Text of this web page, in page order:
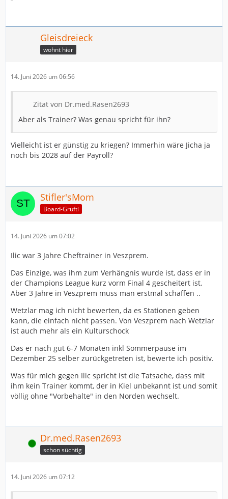
Gleisdreieck
wohnt hier
14. Juni 2026 um 06:56
Zitat von Dr.med.Rasen2693
Aber als Trainer? Was genau spricht für ihn?
Vielleicht ist er günstig zu kriegen? Immerhin wäre Jicha ja
noch bis 2028 auf der Payroll?
Stifler'sMom
Board-Grufti
14. Juni 2026 um 07:02
Ilic war 3 Jahre Cheftrainer in Veszprem.
Das Einzige, was ihm zum Verhängnis wurde ist, dass er in
der Champions League kurz vorm Final 4 gescheitert ist.
Aber 3 Jahre in Veszprem muss man erstmal schaffen ..
Wetzlar mag ich nicht bewerten, da es Stationen geben
kann, die einfach nicht passen. Von Veszprem nach Wetzlar
ist auch mehr als ein Kulturschock
Das er nach gut 6-7 Monaten inkl Sommerpause im
Dezember 25 selber zurückgetreten ist, bewerte ich positiv.
Was für mich gegen Ilic spricht ist die Tatsache, dass mit
ihm kein Trainer kommt, der in Kiel unbekannt ist und somit
völlig ohne "Vorbehalte" in den Norden wechselt.
Online Dr.med.Rasen2693
schon süchtig
14. Juni 2026 um 07:12